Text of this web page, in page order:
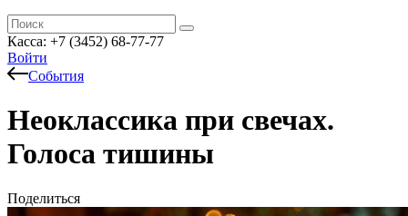
Касса: +7 (3452) 68-77-77
Войти
События
Неоклассика при свечах.
Голоса тишины
Поделиться